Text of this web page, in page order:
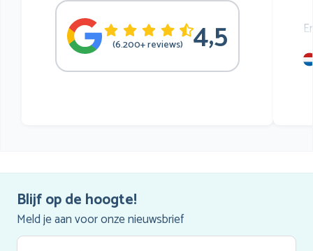
(6.200+ reviews) 4,5
Blijf op de hoogte!
Meld je aan voor onze nieuwsbrief